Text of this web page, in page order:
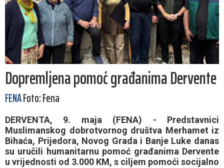
Dopremljena pomoć građanima Dervente
FENAFoto: Fena
DERVENTA, 9. maja (FENA) - Predstavnici
Muslimanskog dobrotvornog društva Merhamet iz
Bihaća, Prijedora, Novog Grada i Banje Luke danas
su uručili humanitarnu pomoć građanima Dervente
u vrijednosti od 3.000 KM, s ciljem pomoći socijalno